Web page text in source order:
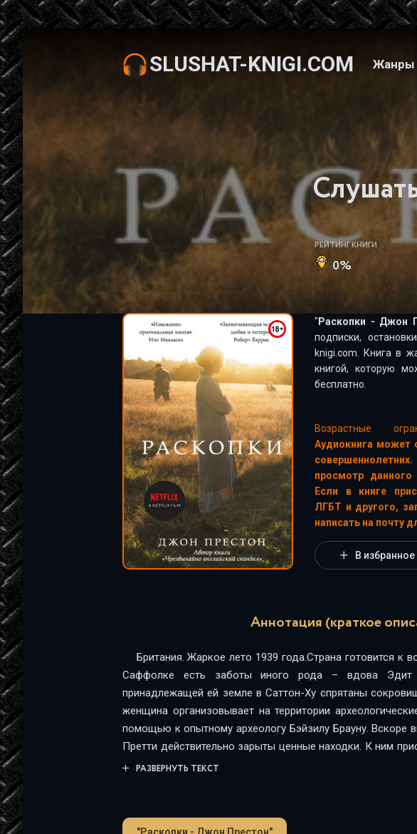
SLUSHAT-KNIGI.COM Жанры
РЕЙТИНГ КНИГИ
0%
" Раскопки - Джон
подписки,
knigi.com. Книга в
книгой, которую
бесплатно.
Возрастные
Аудиокнига может
просмотр
Если в книге
ЛГБТ и другого,
написать на почту
В избранное
Аннотация (краткое
Британия. Жаркое лето 1939 года.Страна готовится к
Саффолке есть заботы иного рода – вдова Эдит
принадлежащей ей земле в Саттон-Ху спрятаны
женщина организовывает на территории
помощью к опытному археологу Бэйзилу Брауну. Вскоре
Претти действительно зарыты ценные находки. К ним
Пегги Пигготт. Ей и ее мужу не терпится принять
уникальная вещь, отголосок истории Британии, который
РАЗВЕРНУТЬ ТЕКСТ